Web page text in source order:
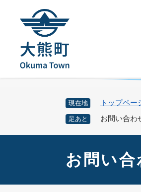
現在地 トップペー
足あと お問い合わ
お問い合